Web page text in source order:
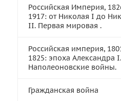
Российская Империя,
1917: от Николая I до
II. Первая мировая .
Российская империя,
1825: эпоха Александра I.
Наполеоновские войны.
Гражданская война